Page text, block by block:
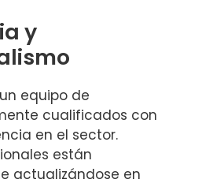
y
equipo de
cualificados con
en el sector.
están
actualizándose en